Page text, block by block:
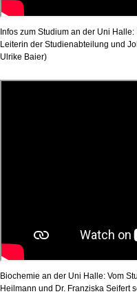
Infos zum Studium an der Uni
Leiterin der Studienabteilung und
Ulrike Baier)
Biochemie an der Uni Halle: Vom
Heilmann und Dr. Franziska Seifert